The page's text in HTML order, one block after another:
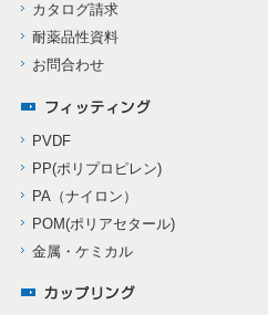
カタログ請求
耐薬品性資料
お問合わせ
PVDF
PP(ポリプロピレン)
PA（ナイロン）
POM(ポリアセタール)
金属・ケミカル